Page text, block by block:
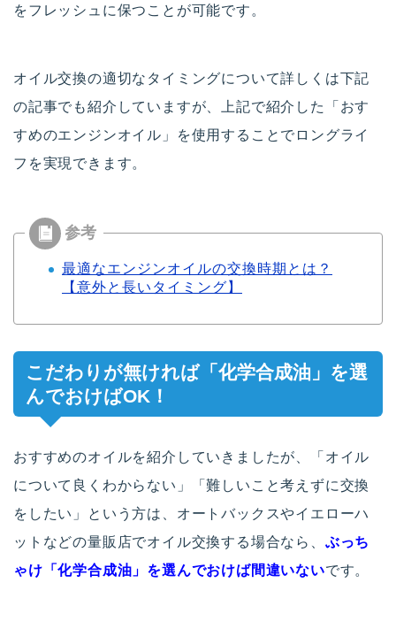
をフレッシュに保つことが可能です。
オイル交換の適切なタイミングについて詳しくは下記
の記事でも紹介していますが、上記で紹介した「おす
すめのエンジンオイル」を使用することでロングライ
フを実現できます。
最適なエンジンオイルの交換時期とは？
【意外と長いタイミング】
こだわりが無ければ「化学合成油」を選
んでおけばOK！
おすすめのオイルを紹介していきましたが、「オイル
について良くわからない」「難しいこと考えずに交換
をしたい」という方は、オートバックスやイエローハ
ットなどの量販店でオイル交換する場合なら、 ぶっち
ゃけ「化学合成油」を選んでおけば間違いないです。